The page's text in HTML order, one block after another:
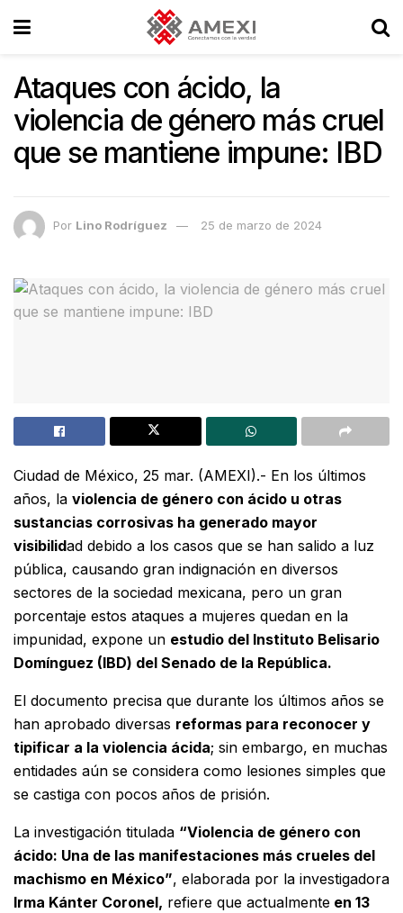
Ataques con ácido, la
violencia de género más cruel
que se mantiene impune: IBD
Por Lino Rodríguez 25 de marzo de 2024
Ciudad de México, 25 mar. (AMEXI).- En los últimos
años, la violencia de género con ácido u otras
sustancias corrosivas ha generado mayor
visibilidad debido a los casos que se han salido a luz
pública, causando gran indignación en diversos
sectores de la sociedad mexicana, pero un gran
porcentaje estos ataques a mujeres quedan en la
impunidad, expone un estudio del Instituto Belisario
Domínguez (IBD) del Senado de la República.
El documento precisa que durante los últimos años se
han aprobado diversas reformas para reconocer y
tipificar a la violencia ácida; sin embargo, en muchas
entidades aún se considera como lesiones simples que
se castiga con pocos años de prisión.
La investigación titulada “Violencia de género con
ácido: Una de las manifestaciones más crueles del
machismo en México”, elaborada por la investigadora
Irma Kánter Coronel, refiere que actualmente en 13